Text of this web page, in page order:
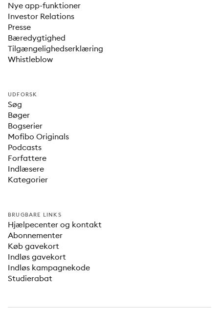
Nye app-funktioner
Investor Relations
Presse
Bæredygtighed
Tilgængelighedserklæring
Whistleblow
UDFORSK
Søg
Bøger
Bogserier
Mofibo Originals
Podcasts
Forfattere
Indlæsere
Kategorier
BRUGBARE LINKS
Hjælpecenter og kontakt
Abonnementer
Køb gavekort
Indløs gavekort
Indløs kampagnekode
Studierabat